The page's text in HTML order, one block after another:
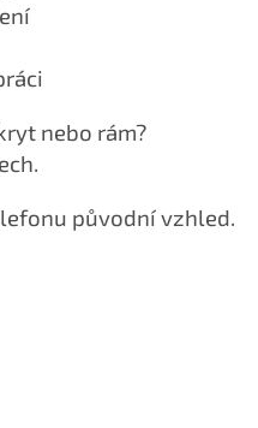
nebo rám?
původní vzhled.